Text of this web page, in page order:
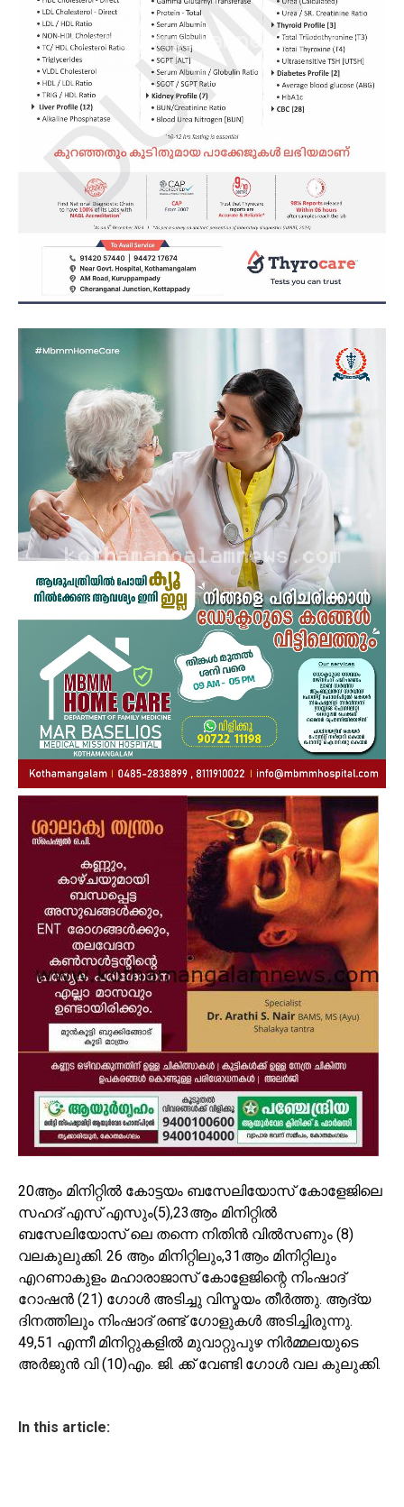
20ആം മിനിറ്റിൽ കോട്ടയം ബസേലിയോസ് കോളേജിലെ
സഹദ് എസ് എസും(5),23ആം മിനിറ്റിൽ
ബസേലിയോസ് ലെ തന്നെ നിതിൻ വിൽ‌സണും (8)
വലകുലുക്കി. 26 ആം മിനിറ്റിലും,31ആം മിനിറ്റിലും
എറണാകുളം മഹാരാജാസ് കോളേജിന്റെ നിംഷാദ്
റോഷൻ (21) ഗോൾ അടിച്ചു വിസ്മയം തീർത്തു. ആദ്യ
ദിനത്തിലും നിംഷാദ് രണ്ട് ഗോളുകൾ അടിച്ചിരുന്നു.
49,51 എന്നീ മിനിറ്റുകളിൽ മുവാറ്റുപുഴ നിർമ്മലയുടെ
അർജുൻ വി (10)എം. ജി. ക്ക് വേണ്ടി ഗോൾ വല കുലുക്കി.
In this article: